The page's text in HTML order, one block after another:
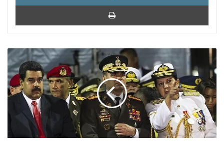
Militares
chavistas
buscan
transición
post-
Maduro
que
puedan